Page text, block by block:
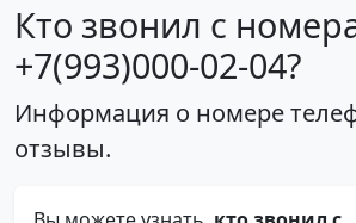
Кто звонил с
+7(993)000-02-04?
Информация о номере
отзывы.